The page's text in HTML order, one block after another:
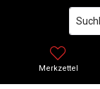
Merkzettel